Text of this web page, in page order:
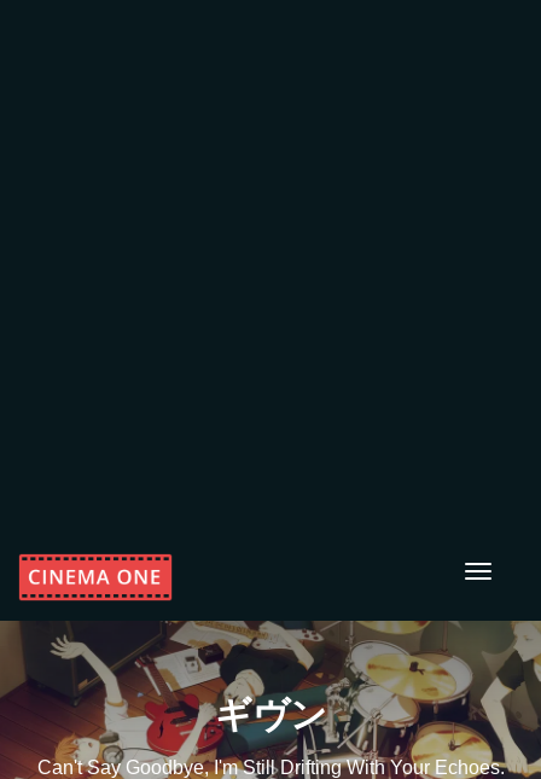
Toggle
ギヴン
Can't Say Goodbye, I'm Still Drifting With Your Echoes.